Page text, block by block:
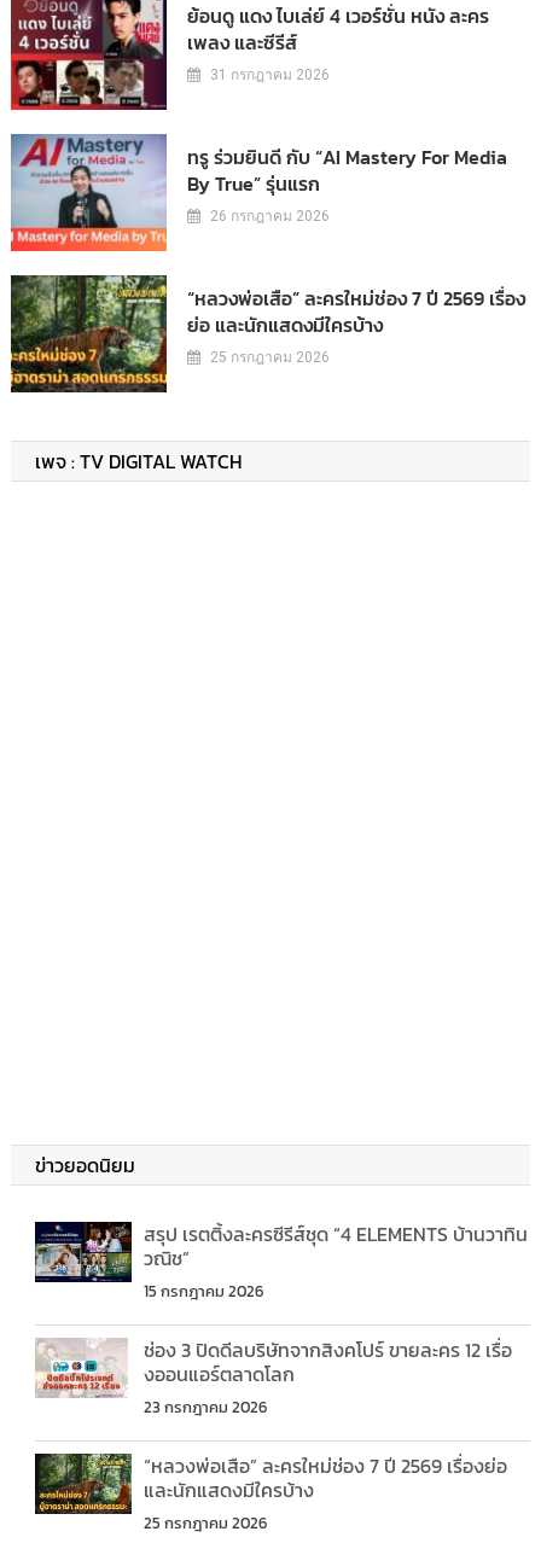
ย้อนดู แดง ไบเล่ย์ 4 เวอร์ชั่น หนัง ละคร
เพลง และซีรีส์
31 กรกฎาคม 2026
ทรู ร่วมยินดี กับ “AI Mastery For Media
By True” รุ่นแรก
26 กรกฎาคม 2026
“หลวงพ่อเสือ” ละครใหม่ช่อง 7 ปี 2569 เรื่อง
ย่อ และนักแสดงมีใครบ้าง
25 กรกฎาคม 2026
เพจ : TV DIGITAL WATCH
ข่าวยอดนิยม
สรุป เรตติ้งละครซีรีส์ชุด “4 ELEMENTS บ้านวาทิน
วณิช”
15 กรกฎาคม 2026
ช่อง 3 ปิดดีลบริษัทจากสิงคโปร์ ขายละคร 12 เรื่อ
งออนแอร์ตลาดโลก
23 กรกฎาคม 2026
“หลวงพ่อเสือ” ละครใหม่ช่อง 7 ปี 2569 เรื่องย่อ
และนักแสดงมีใครบ้าง
25 กรกฎาคม 2026